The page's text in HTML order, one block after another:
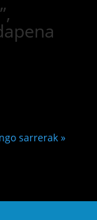
sarrerak »